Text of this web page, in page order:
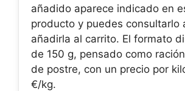
añadido aparece indicado en
producto y puedes consultarlo
añadirla al carrito. El formato
de 150 g, pensado como
de postre, con un precio por
€/kg.